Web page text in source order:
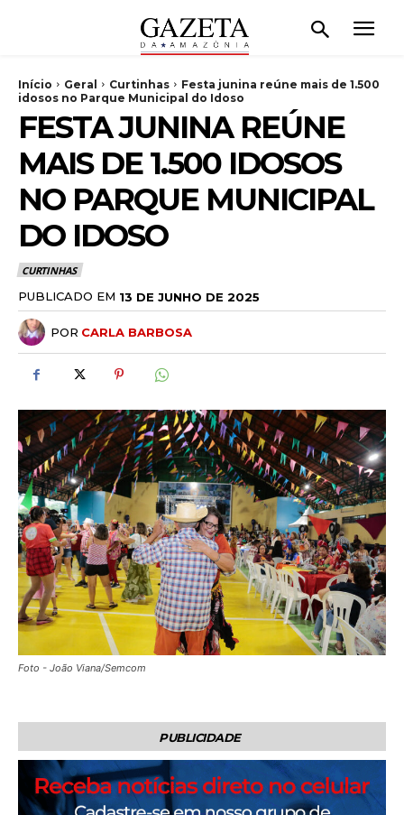
Início Geral Curtinhas
Festa junina reúne mais de 1.500
idosos no Parque Municipal do Idoso
FESTA JUNINA REÚNE
MAIS DE 1.500 IDOSOS
NO PARQUE MUNICIPAL
DO IDOSO
CURTINHAS
PUBLICADO EM 13 DE JUNHO DE 2025
POR CARLA BARBOSA
Foto - João Viana/Semcom
PUBLICIDADE